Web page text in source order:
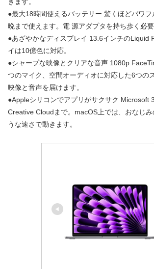
●最大18時間使えるバッテリー 驚くほどパワフ
晩まで使えます。電 源アダプタを持ち歩く必
●あざやかなディスプレイ 13.6インチのLiquid
イは10億色に対応。
●シャープな映像とクリアな音声 1080p
つのマイク、空間オーディオに対応した6つの
映像と音声を届けます。
●Appleシリコンでアプリがサクサク Microsoft
Creative Cloudまで。macOS上では、おなじみ
うな速さで動きます。